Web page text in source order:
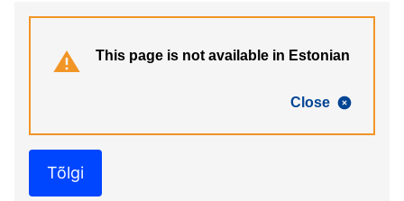
Close
This page is not available in Estonian
Tõlgi